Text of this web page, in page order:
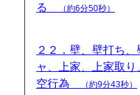
る
（約6分50秒）
２２．壁、壁打ち
ャ、上家、上家取り
空行為
（約9分43秒）